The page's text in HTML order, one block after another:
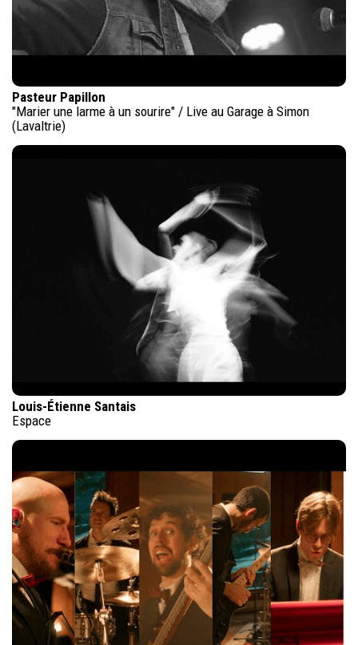
Pasteur Papillon
"Marier une larme à un sourire" / Live au Garage à Simon
(Lavaltrie)
Louis-Étienne Santais
Espace